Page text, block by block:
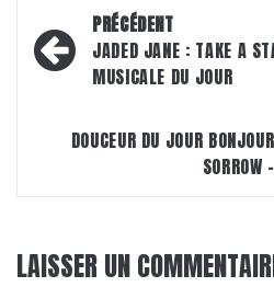
Navigation
d’article
PRÉCÉDENT
JADED JANE : TAKE A
MUSICALE DU JOUR
DOUCEUR DU JOUR
SORROW
LAISSER UN